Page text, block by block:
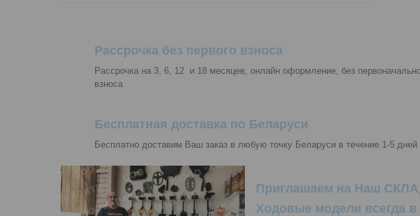
Рассрочка без первого взноса
Рассрочка на 3, 6, 12 и 18 месяцев, онлайн оформление, без
взноса
Бесплатная доставка по Беларуси
Бесплатно доставим Ваш заказ в любую точку Беларуси в течение 1-5 дней
Приглашаем на Наш
Ходовые модели всегда